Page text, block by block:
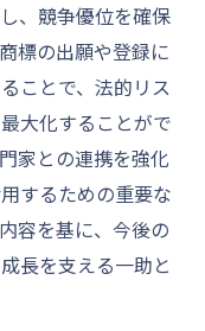
、競争優位を確保
標の出願や登録に
ことで、法的リス
大化することがで
家との連携を強化
するための重要な
容を基に、今後の
長を支える一助と